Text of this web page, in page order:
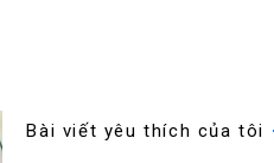
Bài viết yêu thích của tôi